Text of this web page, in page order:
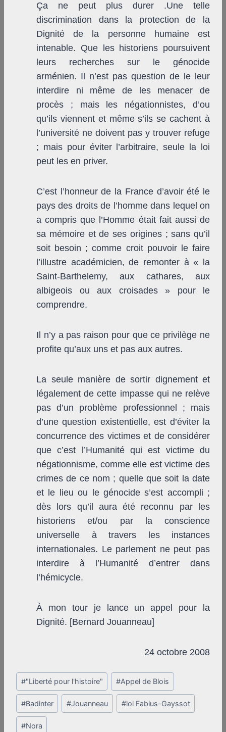
Ça ne peut plus durer .Une telle
discrimination dans la protection de la
Dignité de la personne humaine est
intenable. Que les historiens poursuivent
leurs recherches sur le génocide
arménien. Il n’est pas question de le leur
interdire ni même de les menacer de
procès ; mais les négationnistes, d’ou
qu’ils viennent et même s’ils se cachent à
l’université ne doivent pas y trouver refuge
; mais pour éviter l’arbitraire, seule la loi
peut les en priver.
C’est l’honneur de la France d’avoir été le
pays des droits de l’homme dans lequel on
a compris que l’Homme était fait aussi de
sa mémoire et de ses origines ; sans qu’il
soit besoin ; comme croit pouvoir le faire
l’illustre académicien, de remonter à « la
Saint-Barthelemy, aux cathares, aux
albigeois ou aux croisades » pour le
comprendre.
Il n’y a pas raison pour que ce privilège ne
profite qu’aux uns et pas aux autres.
La seule manière de sortir dignement et
légalement de cette impasse qui ne relève
pas d’un problème professionnel ; mais
d’une question existentielle, est d’éviter la
concurrence des victimes et de considérer
que c’est l’Humanité qui est victime du
négationnisme, comme elle est victime des
crimes de ce nom ; quelle que soit la date
et le lieu ou le génocide s’est accompli ;
dès lors qu’il aura été reconnu par les
historiens et/ou par la conscience
universelle à travers les instances
internationales. Le parlement ne peut pas
interdire à l’Humanité d’entrer dans
l’hémicycle.
À mon tour je lance un appel pour la
Dignité. [Bernard Jouanneau]
24 octobre 2008
Post
Tags:
#"Liberté pour l'histoire" #Appel de Blois
#Badinter #Jouanneau #loi Fabius-Gayssot
#Nora